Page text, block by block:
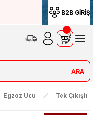
B2B GİRİŞ
ARA
Egzoz Ucu Tek Çıkışlı